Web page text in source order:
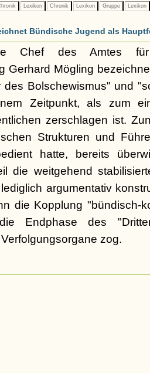
Lexikon Chronik Lexikon Gruppe Lexikon
Bündische Jugend als
Chef des Amtes
Gerhard Mögling
des Bolschewismus" und
Zeitpunkt, als zum
zerschlagen ist.
Strukturen und
hatte, bereits
die weitgehend
argumentativ
die Kopplung "bündisch-
Endphase des
zog.